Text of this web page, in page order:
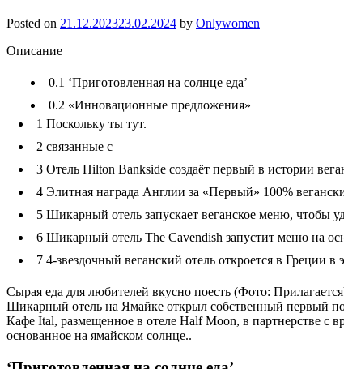
Posted on 21.12.202323.02.2024 by Onlywomen
Описание
0.1 ‘Приготовленная на солнце еда’
0.2 «Инновационные предложения»
1 Поскольку ты тут.
2 связанные с
3 Отель Hilton Bankside создаёт первый в истории
4 Элитная награда Англии за «Первый» 100%
5 Шикарный отель запускает веганское меню, чтобы
6 Шикарный отель The Cavendish запустит меню на
7 4-звездочный веганский отель откроется в Греции в
Сырая еда для любителей вкусно поесть (Фото:
Шикарный отель на Ямайке открыл собственный первый
Кафе Ital, размещенное в отеле Half Moon, в партнерстве с
основанное на ямайском солнце..